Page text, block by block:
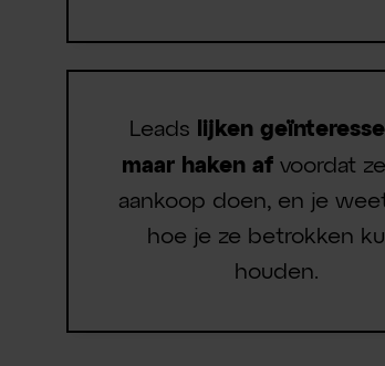
Leads lijken
maar haken afvoordat
aankoop doen, en je
hoe je ze betrokken
houden.